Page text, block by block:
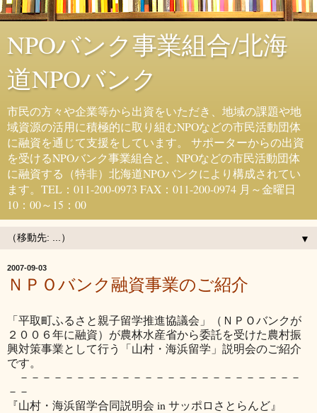
NPOバンク事業組合/北海
道NPOバンク
市民の方々や企業等から出資をいただき、地域の課題や地
域資源の活用に積極的に取り組むNPOなどの市民活動団体
に融資を通じて支援をしています。 サポーターからの出資
を受けるNPOバンク事業組合と、NPOなどの市民活動団体
に融資する（特非）北海道NPOバンクにより構成されてい
ます。TEL：011-200-0973 FAX：011-200-0974 月～金曜日
10：00～15：00
▼
2007-09-03
ＮＰＯバンク融資事業のご紹介
「平取町ふるさと親子留学推進協議会」（ＮＰＯバンクが
２００６年に融資）が農林水産省から委託を受けた農村振
興対策事業として行う「山村・海浜留学」説明会のご紹介
です。
－－－－－－－－－－－－－－－－－－－－－－－－－
－－
『山村・海浜留学合同説明会 in サッポロさとらんど』